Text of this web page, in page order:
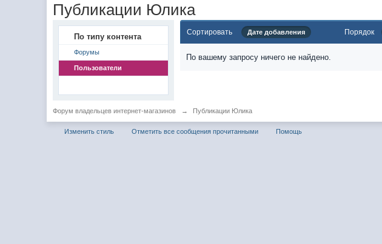
Публикации Юлика
По типу контента
Форумы
Пользователи
Сортировать Дате добавления Порядок
По вашему запросу ничего не найдено.
Форум владельцев интернет-магазинов → Публикации Юлика
Изменить стиль Отметить все сообщения прочитанными Помощь